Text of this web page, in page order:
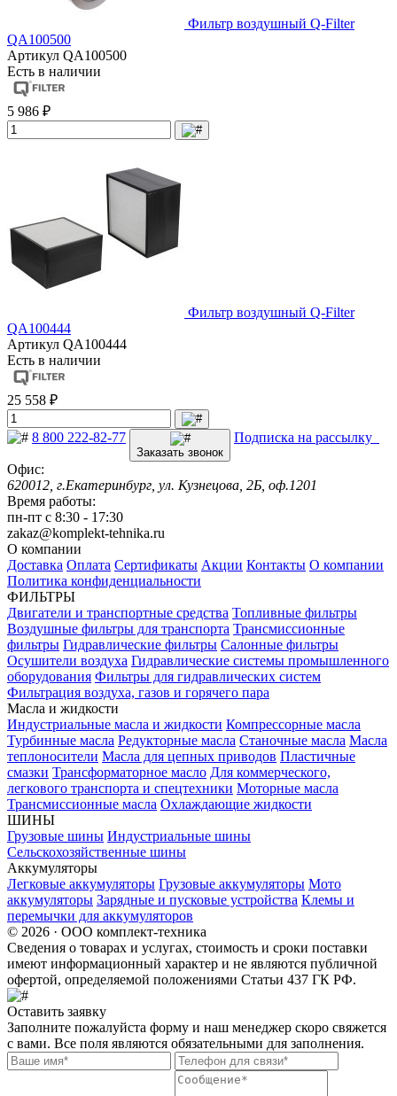
Фильтр воздушный Q-Filter
QA100500
Артикул QA100500
Есть в наличии
5 986 ₽
Фильтр воздушный Q-Filter
QA100444
Артикул QA100444
Есть в наличии
25 558 ₽
8 800 222-82-77
Заказать звонок
Подписка на рассылку
Офис:
620012, г.Екатеринбург, ул. Кузнецова, 2Б, оф.1201
Время работы:
пн-пт с 8:30 - 17:30
zakaz@komplekt-tehnika.ru
О компании
Доставка Оплата Сертификаты Акции Контакты О компании
Политика конфиденциальности
ФИЛЬТРЫ
Двигатели и транспортные средства Топливные фильтры
Воздушные фильтры для транспорта Трансмиссионные
фильтры Гидравлические фильтры Салонные фильтры
Осушители воздуха Гидравлические системы промышленного
оборудования Фильтры для гидравлических систем
Фильтрация воздуха, газов и горячего пара
Масла и жидкости
Индустриальные масла и жидкости Компрессорные масла
Турбинные масла Редукторные масла Станочные масла Масла
теплоносители Масла для цепных приводов Пластичные
смазки Трансформаторное масло Для коммерческого,
легкового транспорта и спецтехники Моторные масла
Трансмиссионные масла Охлаждающие жидкости
ШИНЫ
Грузовые шины Индустриальные шины
Сельскохозяйственные шины
Аккумуляторы
Легковые аккумуляторы Грузовые аккумуляторы Мото
аккумуляторы Зарядные и пусковые устройства Клемы и
перемычки для аккумуляторов
© 2026 · ООО комплект-техника
Сведения о товарах и услугах, стоимость и сроки поставки
имеют информационный характер и не являются публичной
офертой, определяемой положениями Статьи 437 ГК РФ.
Оставить заявку
Заполните пожалуйста форму и наш менеджер скоро свяжется
с вами. Все поля являются обязательными для заполнения.